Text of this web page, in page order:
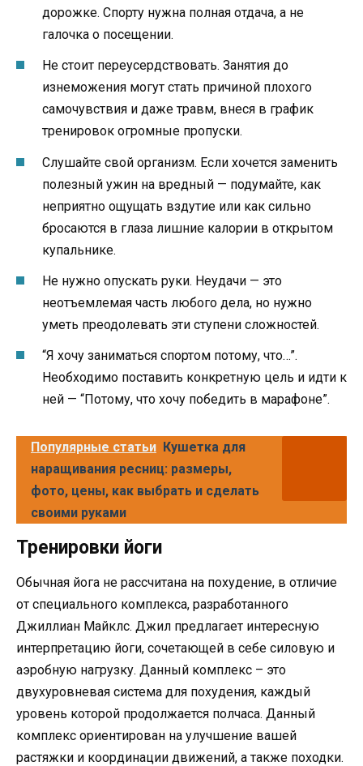
дорожке. Спорту нужна полная отдача, а не
галочка о посещении.
Не стоит переусердствовать. Занятия до
изнеможения могут стать причиной плохого
самочувствия и даже травм, внеся в график
тренировок огромные пропуски.
Слушайте свой организм. Если хочется заменить
полезный ужин на вредный — подумайте, как
неприятно ощущать вздутие или как сильно
бросаются в глаза лишние калории в открытом
купальнике.
Не нужно опускать руки. Неудачи — это
неотъемлемая часть любого дела, но нужно
уметь преодолевать эти ступени сложностей.
“Я хочу заниматься спортом потому, что…”.
Необходимо поставить конкретную цель и идти к
ней — “Потому, что хочу победить в марафоне”.
Популярные статьи Кушетка для
наращивания ресниц: размеры,
фото, цены, как выбрать и сделать
своими руками
Тренировки йоги
Обычная йога не рассчитана на похудение, в отличие
от специального комплекса, разработанного
Джиллиан Майклс. Джил предлагает интересную
интерпретацию йоги, сочетающей в себе силовую и
аэробную нагрузку. Данный комплекс – это
двухуровневая система для похудения, каждый
уровень которой продолжается полчаса. Данный
комплекс ориентирован на улучшение вашей
растяжки и координации движений, а также походки.